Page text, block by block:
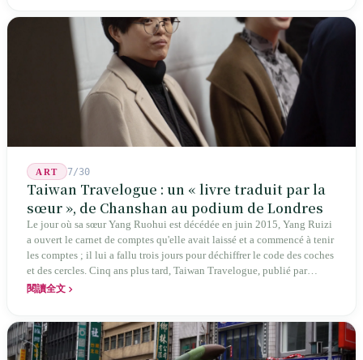
jusqu'aux manuels scolaires du collège.
ART 7/30
Taiwan Travelogue : un « livre traduit par la
sœur », de Chanshan au podium de Londres
Le jour où sa sœur Yang Ruohui est décédée en juin 2015, Yang Ruizi
a ouvert le carnet de comptes qu'elle avait laissé et a commencé à tenir
les comptes ; il lui a fallu trois jours pour déchiffrer le code des coches
et des cercles. Cinq ans plus tard, Taiwan Travelogue, publié par
Chanshan, portait la mention « par Chihako Aoyama, traduit par Yang
traduit un livre inexistant sous le nom de sa sœur.
閱讀全文